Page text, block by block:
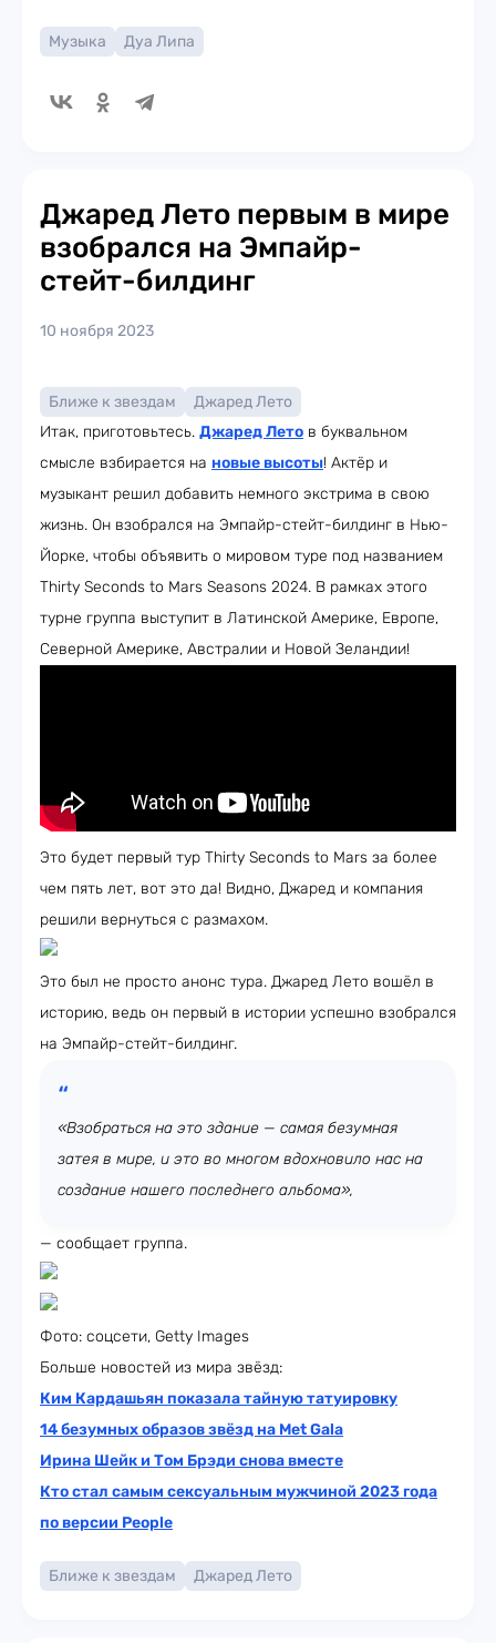
Музыка Дуа Липа
Джаред Лето первым в мире
взобрался на Эмпайр-
стейт-билдинг
10 ноября 2023
Ближе к звездам
Джаред Лето
Итак, приготовьтесь. Джаред Лето в буквальном
смысле взбирается на новые высоты! Актёр и
музыкант решил добавить немного экстрима в свою
жизнь. Он взобрался на Эмпайр-стейт-билдинг в Нью-
Йорке, чтобы объявить о мировом туре под названием
Thirty Seconds to Mars Seasons 2024. В рамках этого
турне группа выступит в Латинской Америке, Европе,
Северной Америке, Австралии и Новой Зеландии!
Это будет первый тур Thirty Seconds to Mars за более
чем пять лет, вот это да! Видно, Джаред и компания
решили вернуться с размахом.
Это был не просто анонс тура. Джаред Лето вошёл в
историю, ведь он первый в истории успешно взобрался
на Эмпайр-стейт-билдинг.
«Взобраться на это здание — самая безумная
затея в мире, и это во многом вдохновило нас на
создание нашего последнего альбома»,
— сообщает группа.
Фото: соцсети, Getty Images
Больше новостей из мира звёзд:
Ким Кардашьян показала тайную татуировку
14 безумных образов звёзд на Met Gala
Ирина Шейк и Том Брэди снова вместе
Кто стал самым сексуальным мужчиной 2023 года
по версии People
Ближе к звездам Джаред Лето